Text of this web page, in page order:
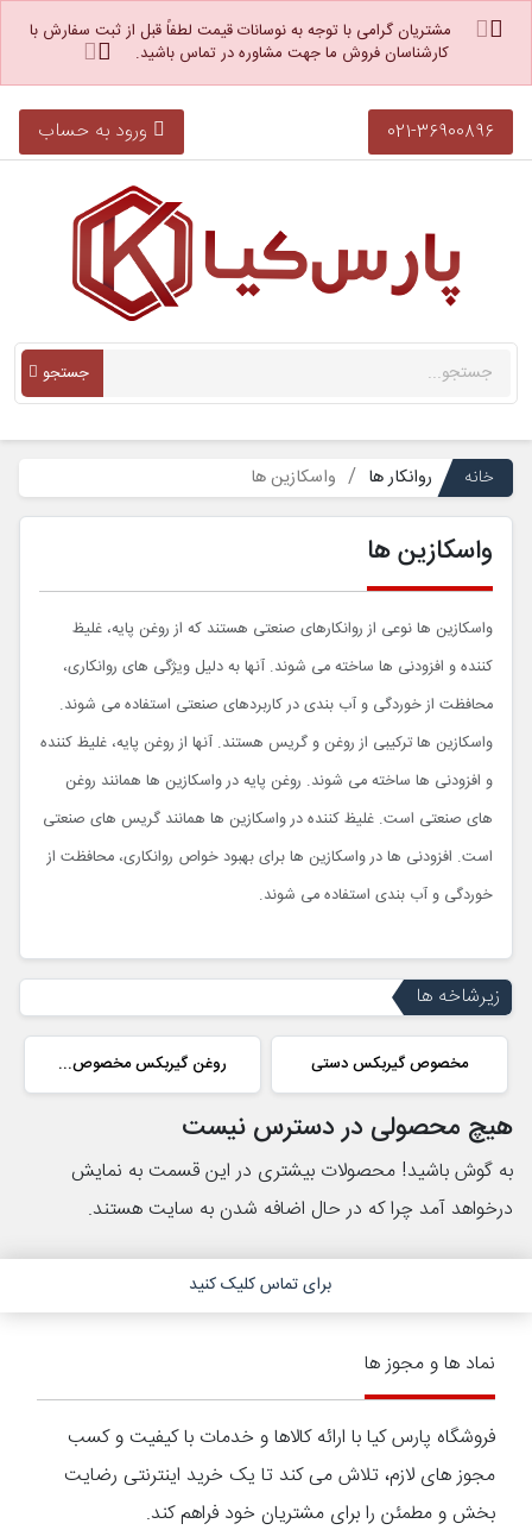
مشتریان گرامی با توجه به نوسانات قیمت لطفاً قبل از ثبت سفارش با
کارشناسان فروش ما جهت مشاوره در تماس باشید.
021-36900896 ورود به حساب
جستجو
خانه روانکار ها واسکازین ها
واسکازین ها
واسکازین ها نوعی از روانکارهای صنعتی هستند که از روغن پایه، غلیظ
کننده و افزودنی ها ساخته می شوند. آنها به دلیل ویژگی های روانکاری،
محافظت از خوردگی و آب بندی در کاربردهای صنعتی استفاده می شوند.
واسکازین ها ترکیبی از روغن و گریس هستند. آنها از روغن پایه، غلیظ کننده
و افزودنی ها ساخته می شوند. روغن پایه در واسکازین ها همانند روغن
های صنعتی است. غلیظ کننده در واسکازین ها همانند گریس های صنعتی
است. افزودنی ها در واسکازین ها برای بهبود خواص روانکاری، محافظت از
خوردگی و آب بندی استفاده می شوند.
زیرشاخه ها
مخصوص گیربکس دستی روغن گیربکس مخصوص...
هیچ محصولی در دسترس نیست
به گوش باشید! محصولات بیشتری در این قسمت به نمایش
درخواهد آمد چرا که در حال اضافه شدن به سایت هستند.
برای تماس کلیک کنید
نماد ها و مجوز ها
فروشگاه پارس کیا با ارائه کالاها و خدمات با کیفیت و کسب
مجوز های لازم، تلاش می کند تا یک خرید اینترنتی رضایت
بخش و مطمئن را برای مشتریان خود فراهم کند.